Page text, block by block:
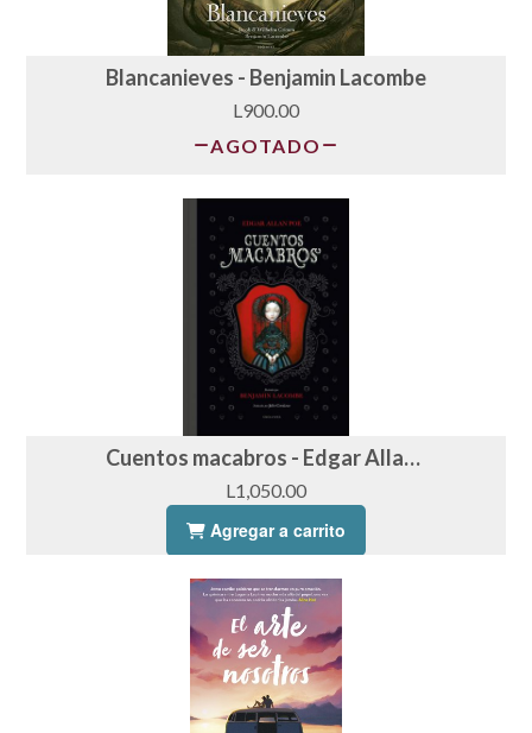
Blancanieves - Benjamin Lacombe
L900.00
AGOTADO
Cuentos macabros - Edgar Allan Poe
L1,050.00
Agregar a carrito